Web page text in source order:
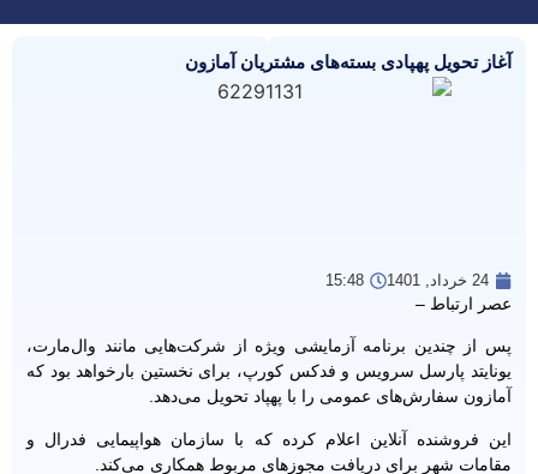
آغاز تحویل پهپادی بسته‌های مشتریان آمازون
24 خرداد, 1401 15:48
عصر ارتباط –
پس از چندین برنامه آزمایشی ویژه از شرکت‌هایی مانند وال‌مارت،
یونایتد پارسل سرویس و فدکس کورپ، برای نخستین بارخواهد بود که
آمازون سفارش‌های عمومی را با پهپاد تحویل می‌دهد.
این فروشنده آنلاین اعلام کرده که با سازمان هواپیمایی فدرال و
مقامات شهر برای دریافت مجوزهای مربوط همکاری می‌کند.